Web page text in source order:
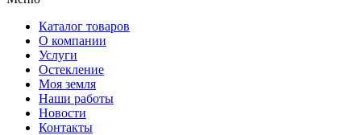
Каталог товаров
О компании
Услуги
Остекление
Моя земля
Наши работы
Новости
Контакты